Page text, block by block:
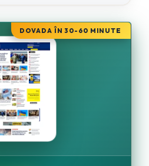
DOVADA ÎN 30-60 MINUTE